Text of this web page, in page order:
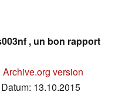
, un bon rapport
Archive.org version
13.10.2015